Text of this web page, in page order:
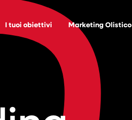
I tuoi obiettivi Marketing Olistico